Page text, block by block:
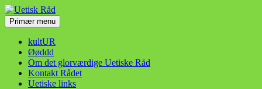
Hop
til
indhold
Uetisk Råd
SøgPrimær menu
kultUR
Øøddd
Om det glorværdige Uetiske Råd
Kontakt Rådet
Uetiske links